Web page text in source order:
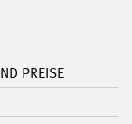
PREISE